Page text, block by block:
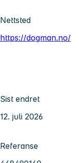
Nettsted
https://dogman.no/
Sist endret
12. juli 2026
Referanse